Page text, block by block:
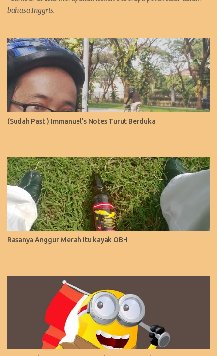
bahasa Inggris.
(Sudah Pasti) Immanuel's Notes Turut Berduka
Rasanya Anggur Merah itu kayak OBH